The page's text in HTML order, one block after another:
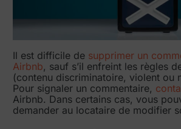
Il est difficile de supprimer un
Airbnb, sauf s’il enfreint les règles
(contenu discriminatoire, violent ou
Pour signaler un commentaire,
Airbnb. Dans certains cas, vous
demander au locataire de modifier